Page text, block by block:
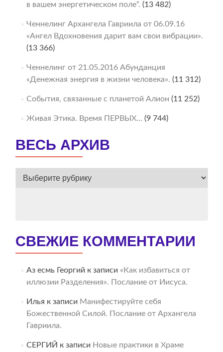
в вашем энергетическом поле“. (13 482)
Ченнелинг Архангела Гавриила от 06.09.16
«Ангел Вдохновения дарит вам свои вибрации».
(13 366)
Ченнелинг от 21.05.2016 Абунданция
«Денежная энергия в жизни человека». (11 312)
События, связанные с планетой Алион (11 252)
Живая Этика. Время ПЕРВЫХ… (9 744)
ВЕСЬ АРХИВ
ВЕСЬ
СВЕЖИЕ КОММЕНТАРИИ
Аз есмь Георгий к записи «Как избавиться от
иллюзии Разделения». Послание от Иисуса.
Илья к записи Манифестируйте себя
Божественной Силой. Послание от Архангела
Гавриила.
СЕРГИЙ к записи Новые практики в Храме